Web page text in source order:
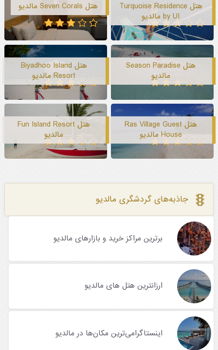
هتل Turquoise Residence
by UI مالدیو
هتل Seven Corals مالدیو
هتل Season Paradise
مالدیو
هتل Biyadhoo Island
Resort مالدیو
هتل Ras Village Guest
House مالدیو
هتل Fun Island Resort
مالدیو
جاذبه‌های گردشگری مالدیو
برترین مراکز خرید و بازارهای مالدیو
ارزانترین هتل های مالدیو
اینستاگرامی‌ترین مکان‌ها در مالدیو